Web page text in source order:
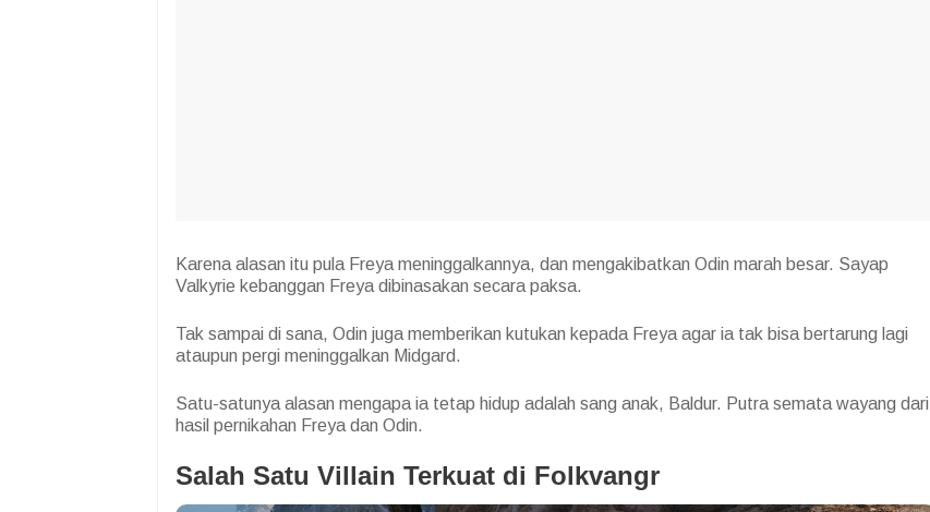
Karena alasan itu pula Freya meninggalkannya, dan mengakibatkan Odin marah besar. Sayap
Valkyrie kebanggan Freya dibinasakan secara paksa.
Tak sampai di sana, Odin juga memberikan kutukan kepada Freya agar ia tak bisa bertarung lagi
ataupun pergi meninggalkan Midgard.
Satu-satunya alasan mengapa ia tetap hidup adalah sang anak, Baldur. Putra semata wayang dari
hasil pernikahan Freya dan Odin.
Salah Satu Villain Terkuat di Folkvangr